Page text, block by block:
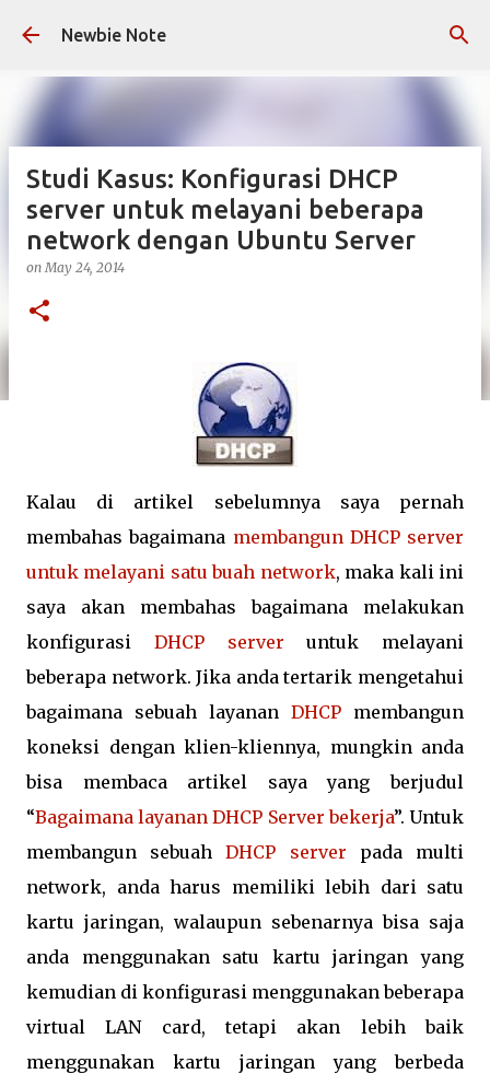
Skip to main content
Newbie Note
Studi Kasus: Konfigurasi DHCP
server untuk melayani beberapa
network dengan Ubuntu Server
onMay 24, 2014
Kalau di artikel sebelumnya saya pernah
membahas bagaimana membangun DHCP server
untuk melayani satu buah network, maka kali ini
saya akan membahas bagaimana melakukan
konfigurasi DHCP server untuk melayani
beberapa network. Jika anda tertarik mengetahui
bagaimana sebuah layanan DHCP membangun
koneksi dengan klien-kliennya, mungkin anda
bisa membaca artikel saya yang berjudul
“Bagaimana layanan DHCP Server bekerja”. Untuk
membangun sebuahDHCP server pada multi
network, anda harus memiliki lebih dari satu
kartu jaringan, walaupun sebenarnya bisa saja
anda menggunakan satu kartu jaringan yang
kemudian di konfigurasi menggunakan beberapa
virtual LAN card, tetapi akan lebih baik
menggunakan kartu jaringan yang berbeda